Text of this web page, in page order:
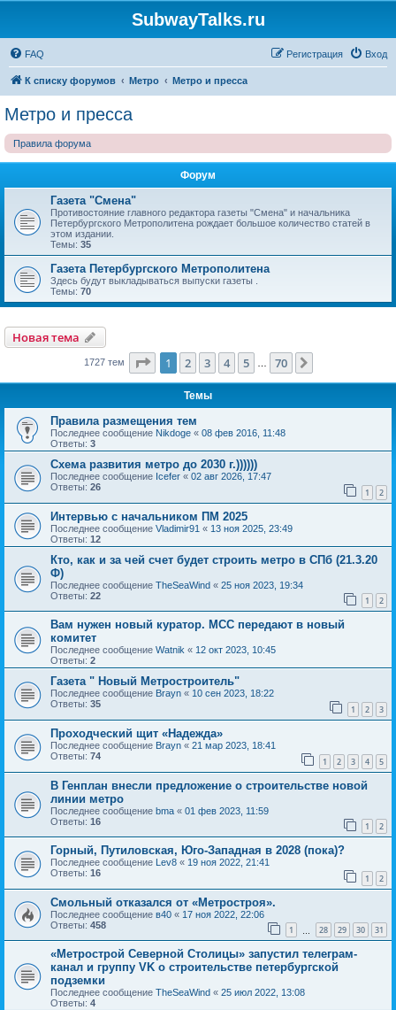
SubwayTalks.ru
FAQ Вход
Регистрация
К списку форумов Метро Метро и пресса
Метро и пресса
Правила форума
Форум
Газета "Смена"
Противостояние главного редактора газеты "Смена" и начальника
Петербургского Метрополитена рождает большое количество статей в
этом издании.
Темы: 35
Газета Петербургского Метрополитена
Здесь будут выкладываться выпуски газеты .
Темы: 70
Новая тема
1727 тем Страница из 70
1 2 3 4 5 70
Темы
Правила размещения тем
Последнее сообщение Nikdoge « 08 фев 2016, 11:48
Ответы: 3
Схема развития метро до 2030 г.))))))
Последнее сообщение Icefer « 02 авг 2026, 17:47
Ответы: 26 1 2
Интервью с начальником ПМ 2025
Последнее сообщение Vladimir91 « 13 ноя 2025, 23:49
Ответы: 12
Кто, как и за чей счет будет строить метро в СПб (21.3.20
Ф)
Последнее сообщение TheSeaWind « 25 ноя 2023, 19:34
Ответы: 22 1 2
Вам нужен новый куратор. МСС передают в новый
комитет
Последнее сообщение Watnik « 12 окт 2023, 10:45
Ответы: 2
Газета " Новый Метростроитель"
Последнее сообщение Brayn « 10 сен 2023, 18:22
Ответы: 35 1 2 3
Проходческий щит «Надежда»
Последнее сообщение Brayn « 21 мар 2023, 18:41
Ответы: 74 1 2 3 4 5
В Генплан внесли предложение о строительстве новой
линии метро
Последнее сообщение bma « 01 фев 2023, 11:59
Ответы: 16 1 2
Горный, Путиловская, Юго-Западная в 2028 (пока)?
Последнее сообщение Lev8 « 19 ноя 2022, 21:41
Ответы: 16 1 2
Смольный отказался от «Метростроя».
Последнее сообщение в40 « 17 ноя 2022, 22:06
Ответы: 458 1 28 29 30 31
«Метрострой Северной Столицы» запустил телеграм-
канал и группу VK о строительстве петербургской
подземки
Последнее сообщение TheSeaWind « 25 июл 2022, 13:08
Ответы: 4